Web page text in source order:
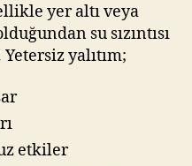
yer altı veya
su sızıntısı
yalıtım;
etkiler